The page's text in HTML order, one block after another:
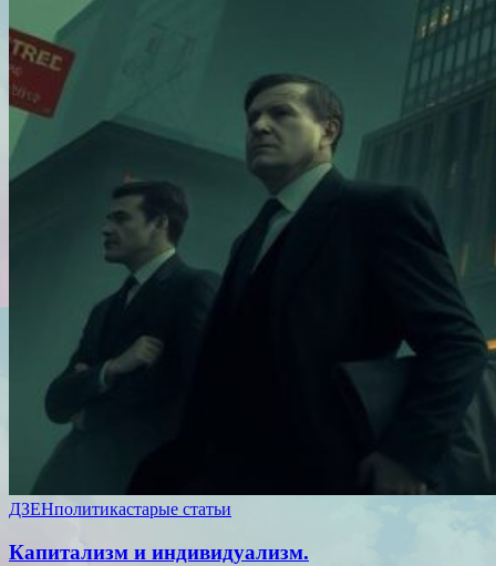
ДЗЕНполитикастарые статьи
Капитализм и индивидуализм.